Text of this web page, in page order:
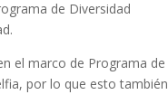
de Diversidad
el marco de Programa de
por lo que esto también